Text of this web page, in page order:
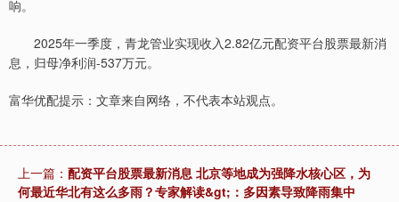
响。
2025年一季度，青龙管业实现收入2.82亿元配资平台股票最新消
息，归母净利润-537万元。
富华优配提示：文章来自网络，不代表本站观点。
上一篇： 配资平台股票最新消息 北京等地成为强降水核心区，为
何最近华北有这么多雨？专家解读&gt;：多因素导致降雨集中